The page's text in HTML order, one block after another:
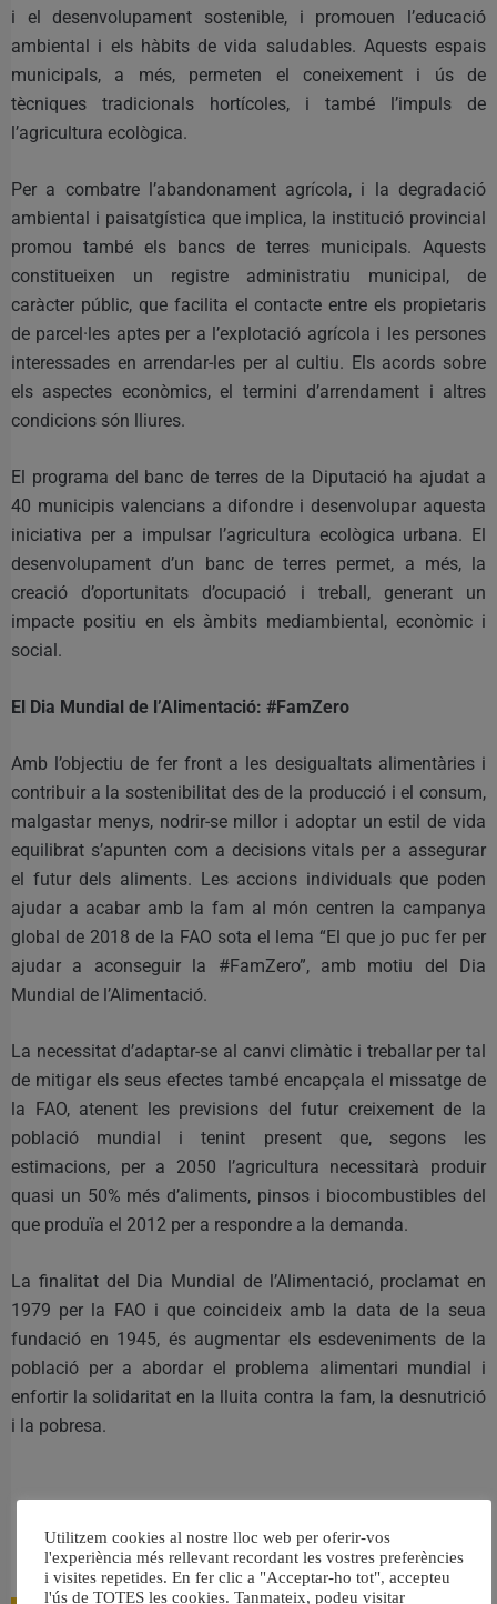
i el desenvolupament sostenible, i promouen l’educació
ambiental i els hàbits de vida saludables. Aquests espais
municipals, a més, permeten el coneixement i ús de
tècniques tradicionals hortícoles, i també l’impuls de
l’agricultura ecològica.
Per a combatre l’abandonament agrícola, i la degradació
ambiental i paisatgística que implica, la institució provincial
promou també els bancs de terres municipals. Aquests
constitueixen un registre administratiu municipal, de
caràcter públic, que facilita el contacte entre els propietaris
de parcel·les aptes per a l’explotació agrícola i les persones
interessades en arrendar-les per al cultiu. Els acords sobre
els aspectes econòmics, el termini d’arrendament i altres
condicions són lliures.
El programa del banc de terres de la Diputació ha ajudat a
40 municipis valencians a difondre i desenvolupar aquesta
iniciativa per a impulsar l’agricultura ecològica urbana. El
desenvolupament d’un banc de terres permet, a més, la
creació d’oportunitats d’ocupació i treball, generant un
impacte positiu en els àmbits mediambiental, econòmic i
social.
El Dia Mundial de l’Alimentació: #FamZero
Amb l’objectiu de fer front a les desigualtats alimentàries i
contribuir a la sostenibilitat des de la producció i el consum,
malgastar menys, nodrir-se millor i adoptar un estil de vida
equilibrat s’apunten com a decisions vitals per a assegurar
el futur dels aliments. Les accions individuals que poden
ajudar a acabar amb la fam al món centren la campanya
global de 2018 de la FAO sota el lema “El que jo puc fer per
ajudar a aconseguir la #FamZero”, amb motiu del Dia
Mundial de l’Alimentació.
La necessitat d’adaptar-se al canvi climàtic i treballar per tal
de mitigar els seus efectes també encapçala el missatge de
la FAO, atenent les previsions del futur creixement de la
població mundial i tenint present que, segons les
estimacions, per a 2050 l’agricultura necessitarà produir
quasi un 50% més d’aliments, pinsos i biocombustibles del
que produïa el 2012 per a respondre a la demanda.
La finalitat del Dia Mundial de l’Alimentació, proclamat en
1979 per la FAO i que coincideix amb la data de la seua
fundació en 1945, és augmentar els esdeveniments de la
població per a abordar el problema alimentari mundial i
enfortir la solidaritat en la lluita contra la fam, la desnutrició
i la pobresa.
RELACIONAT
Utilitzem cookies al nostre lloc web per oferir-vos
l'experiència més rellevant recordant les vostres preferències
i visites repetides. En fer clic a "Acceptar-ho tot", accepteu
l'ús de TOTES les cookies. Tanmateix, podeu visitar